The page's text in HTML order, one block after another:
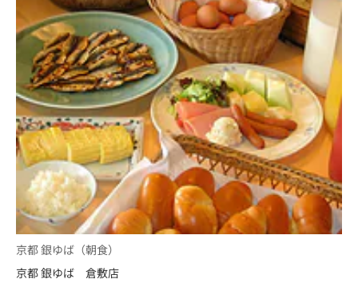
京都 銀ゆば（朝食）
京都 銀ゆば 倉敷店